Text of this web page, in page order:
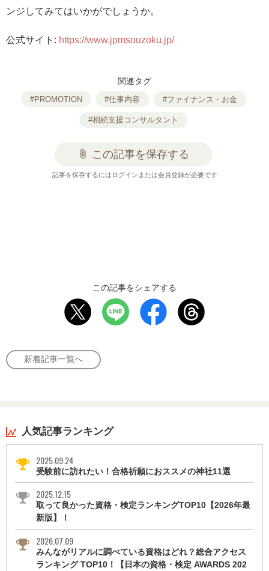
ンジしてみてはいかがでしょうか。
公式サイト: https://www.jpmsouzoku.jp/
関連タグ
#PROMOTION #仕事内容 #ファイナンス・お金
#相続支援コンサルタント
attach_file この記事を保存する
記事を保存するにはログインまたは会員登録が必要です
この記事をシェアする
新着記事一覧へ
人気記事ランキング
2025.09.24
受験前に訪れたい！合格祈願におススメの神社11選
2025.12.15
取って良かった資格・検定ランキングTOP10【2026年最
新版】！
2026.07.09
みんながリアルに調べている資格はどれ？総合アクセス
ランキング TOP10！【日本の資格・検定 AWARDS 202